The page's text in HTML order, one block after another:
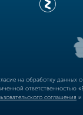
на обработку
соглашения и